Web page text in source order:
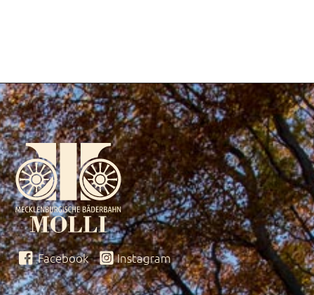
Facebook Instagram